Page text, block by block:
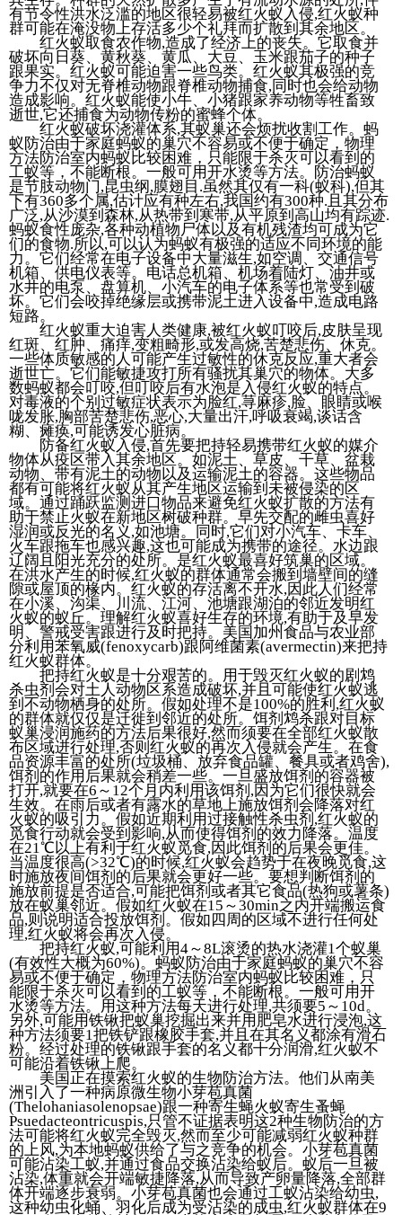
有节令性洪水泛滥的地区很轻易被红火蚁入侵,红火蚁种
群可能在淹没物上存活多少个礼拜而扩散到其余地区。
红火蚁取食农作物,造成了经济上的丧失。它取食并
破坏向日葵、黄秋葵、黄瓜、大豆、玉米跟茄子的种子
跟果实。红火蚁可能迫害一些鸟类。红火蚁其极强的竞
争力不仅对无脊椎动物跟脊椎动物捕食,同时也会给动物
造成影响。红火蚁能使小牛、小猪跟家养动物等牲畜致
逝世,它还捕食为动物传粉的蜜蜂个体。
红火蚁破坏浇灌体系,其蚁巢还会烦扰收割工作。蚂
蚁防治由于家庭蚂蚁的巢穴不容易或不便于确定，物理
方法防治室内蚂蚁比较困难，只能限于杀灭可以看到的
工蚁等，不能断根。一般可用开水烫等方法。防治蚂蚁
是节肢动物门,昆虫纲,膜翅目.虽然其仅有一科(蚁科),但其
下有360多个属,估计应有种左右,我国约有300种.且其分布
广泛,从沙漠到森林,从热带到寒带,从平原到高山均有踪迹.
蚂蚁食性庞杂,各种动植物尸体以及有机残渣均可成为它
们的食物.所以,可以认为蚂蚁有极强的适应不同环境的能
力。它们经常在电子设备中大量滋生,如空调、交通信号
机箱、供电仪表等。电话总机箱、机场着陆灯、油井或
水井的电泵、盘算机、小汽车的电子体系等也常受到破
坏。它们会咬掉绝缘层或携带泥土进入设备中,造成电路
短路。
红火蚁重大迫害人类健康,被红火蚁叮咬后,皮肤呈现
红斑、红肿、痛痒,变粗畸形,或发高烧,苦楚悲伤、休克。
一些体质敏感的人可能产生过敏性的休克反应,重大者会
逝世亡。它们能敏捷攻打所有骚扰其巢穴的物体。大多
数蚂蚁都会叮咬,但叮咬后有水泡是入侵红火蚁的特点。
对毒液的个别过敏症状表示为脸红,荨麻疹,脸、眼睛或喉
咙发胀,胸部苦楚悲伤,恶心,大量出汗,呼吸衰竭,谈话含
糊、瘫痪,可能诱发心脏病。
防备红火蚁入侵,首先要把持轻易携带红火蚁的媒介
物体从疫区带入其余地区。如泥土、草皮、干草、盆栽
动物、带有泥土的动物以及运输泥土的容器。这些物品
都有可能将红火蚁从其产生地区运输到未被侵染的区
域。通过踊跃监测进口物品来避免红火蚁扩散的方法有
助于禁止火蚁在新地区树破种群。早先交配的雌虫喜好
湿润或反光的名义,如池塘。同时,它们对小汽车、卡车、
火车跟拖车也感兴趣,这也可能成为携带的途径。水边跟
辽阔且阳光充分的处所。是红火蚁最喜好筑巢的区域。
在洪水产生的时候,红火蚁的群体通常会搬到墙壁间的缝
隙或屋顶的椽内。红火蚁的存活离不开水,因此人们经常
在小溪、沟渠、川流、江河、池塘跟湖泊的邻近发明红
火蚁的蚁丘。理解红火蚁喜好生存的环境,有助于及早发
明、警戒受害跟进行及时把持。美国加州食品与农业部
分利用苯氧威(fenoxycarb)跟阿维菌素(avermectin)来把持
红火蚁群体。
把持红火蚁是十分艰苦的。用于毁灭红火蚁的剧鸩
杀虫剂会对土人动物区系造成破坏,并且可能使红火蚁逃
到不动物栖身的处所。假如处理不是100%的胜利,红火蚁
的群体就仅仅是迁徙到邻近的处所。饵剂鸩杀跟对目标
蚁巢浸润施药的方法后果很好,然而须要在全部红火蚁散
布区域进行处理,否则红火蚁的再次入侵就会产生。在食
品资源丰富的处所(垃圾桶、放弃食品罐、餐具或者鸡舍),
饵剂的作用后果就会稍差一些。一旦盛放饵剂的容器被
打开,就要在6～12个月内利用该饵剂,因为它们很快就会
生效。在雨后或者有露水的草地上施放饵剂会降落对红
火蚁的吸引力。假如近期利用过接触性杀虫剂,红火蚁的
觅食行动就会受到影响,从而使得饵剂的效力降落。温度
在21℃以上有利于红火蚁觅食,因此饵剂的后果会更佳。
当温度很高(>32℃)的时候,红火蚁会趋势于在夜晚觅食,这
时施放夜间饵剂的后果就会更好一些。要想判断饵剂的
施放前提是否适合,可能把饵剂或者其它食品(热狗或薯条)
放在蚁巢邻近。假如红火蚁在15～30min之内开端搬运食
品,则说明适合投放饵剂。假如四周的区域不进行任何处
理,红火蚁将会再次入侵。
把持红火蚁,可能利用4～8L滚烫的热水浇灌1个蚁巢
(有效性大概为60%)。蚂蚁防治由于家庭蚂蚁的巢穴不容
易或不便于确定，物理方法防治室内蚂蚁比较困难，只
能限于杀灭可以看到的工蚁等，不能断根。一般可用开
水烫等方法。用这种方法每天进行处理,共须要5～10d。
另外,可能用铁锹把蚁巢挖掘出来并用肥皂水进行浸泡,这
种方法须要1把铁铲跟橡胶手套,并且在其名义都涂有滑石
粉。经过处理的铁锹跟手套的名义都十分润滑,红火蚁不
可能沿着铁锹上爬。
美国正在摸索红火蚁的生物防治方法。他们从南美
洲引入了一种病原微生物小芽苞真菌
(Thelohaniasolenopsae)跟一种寄生蝇火蚁寄生蚤蝇
Psuedacteontricuspis,只管不证据表明这2种生物防治的方
法可能将红火蚁完全毁灭,然而至少可能减弱红火蚁种群
的上风,为本地蚂蚁供给了与之竞争的机会。小芽苞真菌
可能沾染工蚁,并通过食品交换沾染给蚁后。蚁后一旦被
沾染,体重就会开端敏捷降落,从而导致产卵量降落,全部群
体开端逐步衰弱。小芽苞真菌也会通过工蚁沾染给幼虫,
这种幼虫化蛹、羽化后成为受沾染的成虫,红火蚁群体在9